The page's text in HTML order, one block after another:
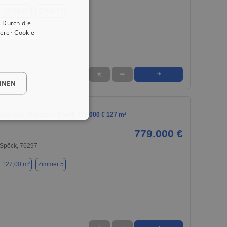
★ ➦ ➜
in Stutensee Spöck 779.000 € 127 m²
779.000 €
76297
127,00 m² Zimmer 5
die
Cookie-